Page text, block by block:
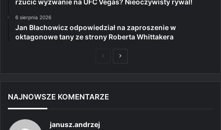
6 sierpnia 2026
Jan Błachowicz odpowiedział na zaproszenie w
oktagonowe tany ze strony Roberta Whittakera
PoprzedniaNastępna
NAJNOWSZE KOMENTARZE
janusz.andrzej